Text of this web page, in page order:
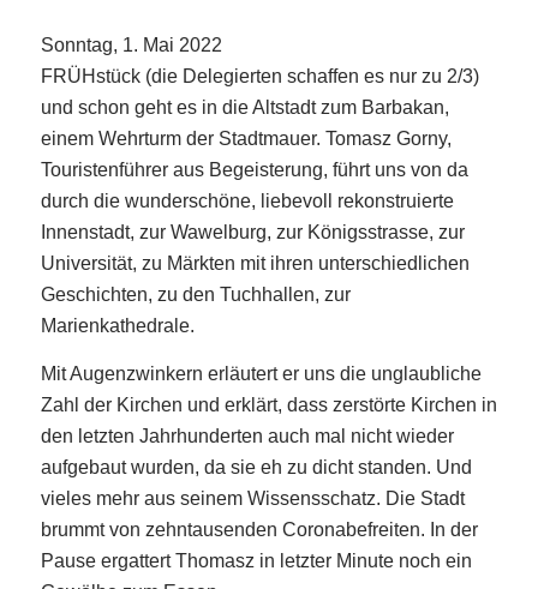
Sonntag, 1. Mai 2022
FRÜHstück (die Delegierten schaffen es nur zu 2/3)
und schon geht es in die Altstadt zum Barbakan,
einem Wehrturm der Stadtmauer. Tomasz Gorny,
Touristenführer aus Begeisterung, führt uns von da
durch die wunderschöne, liebevoll rekonstruierte
Innenstadt, zur Wawelburg, zur Königsstrasse, zur
Universität, zu Märkten mit ihren unterschiedlichen
Geschichten, zu den Tuchhallen, zur
Marienkathedrale.
Mit Augenzwinkern erläutert er uns die unglaubliche
Zahl der Kirchen und erklärt, dass zerstörte Kirchen in
den letzten Jahrhunderten auch mal nicht wieder
aufgebaut wurden, da sie eh zu dicht standen. Und
vieles mehr aus seinem Wissensschatz. Die Stadt
brummt von zehntausenden Coronabefreiten. In der
Pause ergattert Thomasz in letzter Minute noch ein